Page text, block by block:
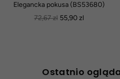
Elegancka pokusa (BS53680)
Normalna
72,67 zl 55,90 zl
Ostatnio